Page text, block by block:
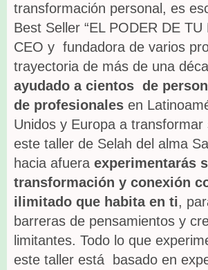
transformación personal, es
Best Seller “EL PODER DE
CEO y fundadora de varios
trayectoria de más de una
ayudado a cientos de
de profesionales en
Unidos y Europa a transformar
este taller de Selah del alma
hacia afuera experimentarás
transformación y conexión
ilimitado que habita en ti,
barreras de pensamientos y
limitantes. Todo lo que
este taller está basado en